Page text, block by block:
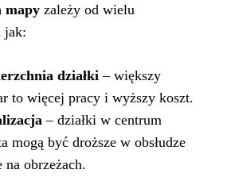
mapy zależy od wielu
jak:
działki – większy
to więcej pracy i wyższy koszt.
– działki w centrum
mogą być droższe w obsłudze
na obrzeżach.